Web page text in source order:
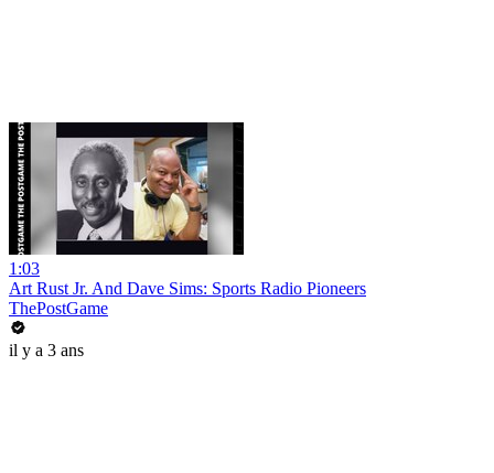
1:03
Art Rust Jr. And Dave Sims: Sports Radio Pioneers
ThePostGame
il y a 3 ans